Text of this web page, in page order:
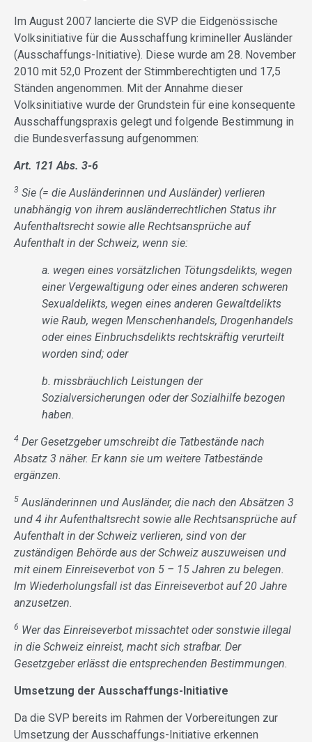
Im August 2007 lancierte die SVP die Eidgenössische
Volksinitiative für die Ausschaffung krimineller Ausländer
(Ausschaffungs-Initiative). Diese wurde am 28. November
2010 mit 52,0 Prozent der Stimmberechtigten und 17,5
Ständen angenommen. Mit der Annahme dieser
Volksinitiative wurde der Grundstein für eine konsequente
Ausschaffungspraxis gelegt und folgende Bestimmung in
die Bundesverfassung aufgenommen:
Art. 121 Abs. 3-6
3 Sie (= die Ausländerinnen und Ausländer) verlieren
unabhängig von ihrem ausländerrechtlichen Status ihr
Aufenthaltsrecht sowie alle Rechtsansprüche auf
Aufenthalt in der Schweiz, wenn sie:
a. wegen eines vorsätzlichen Tötungsdelikts, wegen
einer Vergewaltigung oder eines anderen schweren
Sexualdelikts, wegen eines anderen Gewaltdelikts
wie Raub, wegen Menschenhandels, Drogenhandels
oder eines Einbruchsdelikts rechtskräftig verurteilt
worden sind; oder
b. missbräuchlich Leistungen der
Sozialversicherungen oder der Sozialhilfe bezogen
haben.
4 Der Gesetzgeber umschreibt die Tatbestände nach
Absatz 3 näher. Er kann sie um weitere Tatbestände
ergänzen.
5 Ausländerinnen und Ausländer, die nach den Absätzen 3
und 4 ihr Aufenthaltsrecht sowie alle Rechtsansprüche auf
Aufenthalt in der Schweiz verlieren, sind von der
zuständigen Behörde aus der Schweiz auszuweisen und
mit einem Einreiseverbot von 5 – 15 Jahren zu belegen.
Im Wiederholungsfall ist das Einreiseverbot auf 20 Jahre
anzusetzen.
6 Wer das Einreiseverbot missachtet oder sonstwie illegal
in die Schweiz einreist, macht sich strafbar. Der
Gesetzgeber erlässt die entsprechenden Bestimmungen.
Umsetzung der Ausschaffungs-Initiative
Da die SVP bereits im Rahmen der Vorbereitungen zur
Umsetzung der Ausschaffungs-Initiative erkennen